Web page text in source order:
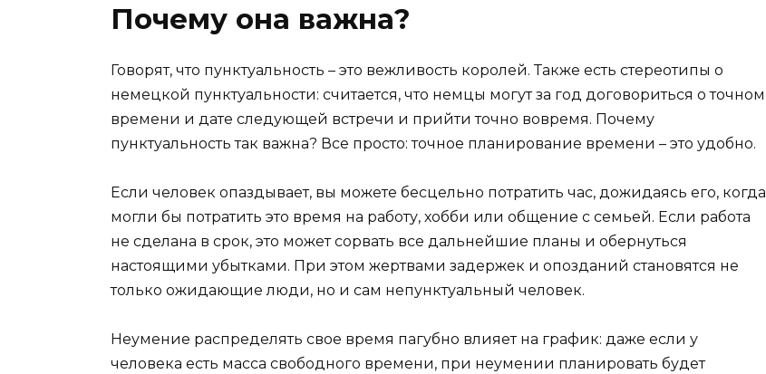
Почему она важна?
Говорят, что пунктуальность – это вежливость королей. Также есть стереотипы о
немецкой пунктуальности: считается, что немцы могут за год договориться о точном
времени и дате следующей встречи и прийти точно вовремя. Почему
пунктуальность так важна? Все просто: точное планирование времени – это удобно.
Если человек опаздывает, вы можете бесцельно потратить час, дожидаясь его, когда
могли бы потратить это время на работу, хобби или общение с семьей. Если работа
не сделана в срок, это может сорвать все дальнейшие планы и обернуться
настоящими убытками. При этом жертвами задержек и опозданий становятся не
только ожидающие люди, но и сам непунктуальный человек.
Неумение распределять свое время пагубно влияет на график: даже если у
человека есть масса свободного времени, при неумении планировать будет